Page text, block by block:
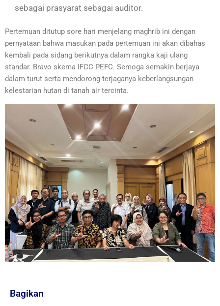
sebagai prasyarat sebagai auditor.
Pertemuan ditutup sore hari menjelang maghrib ini dengan
pernyataan bahwa masukan pada pertemuan ini akan dibahas
kembali pada sidang berikutnya dalam rangka kaji ulang
standar. Bravo skema IFCC PEFC. Semoga semakin berjaya
dalam turut serta mendorong terjaganya keberlangsungan
kelestarian hutan di tanah air tercinta.
Bagikan